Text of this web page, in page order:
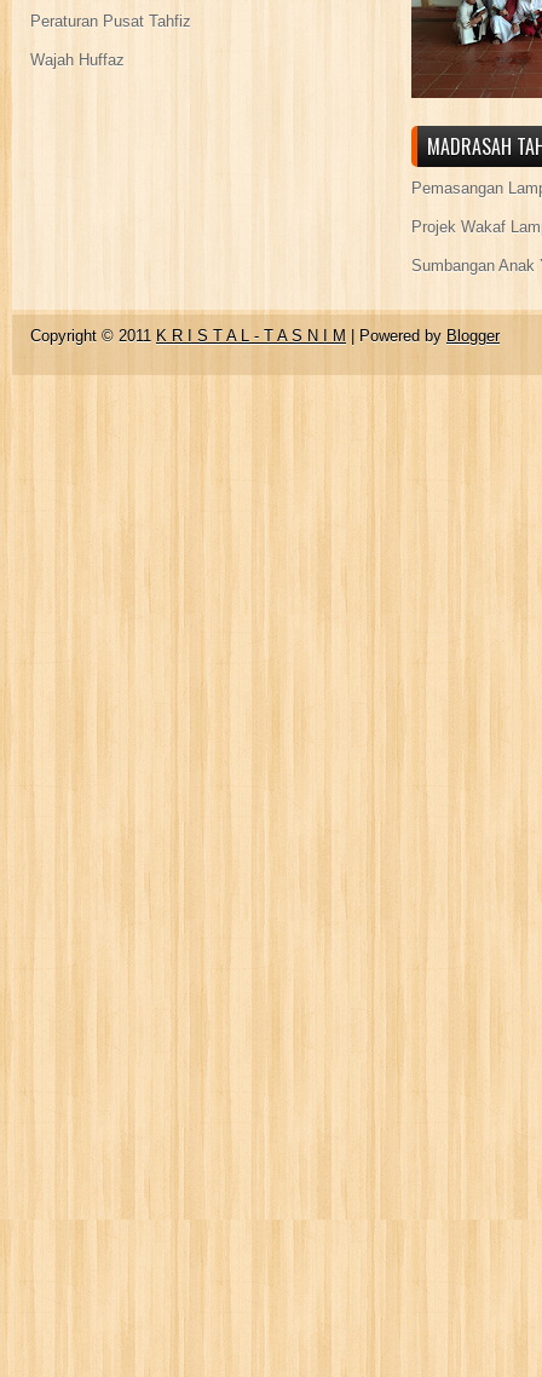
Peraturan Pusat Tahfiz
Wajah Huffaz
MADRASAH
Pemasangan
Projek Wakaf
Sumbangan Anak
Copyright © 2011 K R I S T A L - T A S N I M | Powered by Blogger